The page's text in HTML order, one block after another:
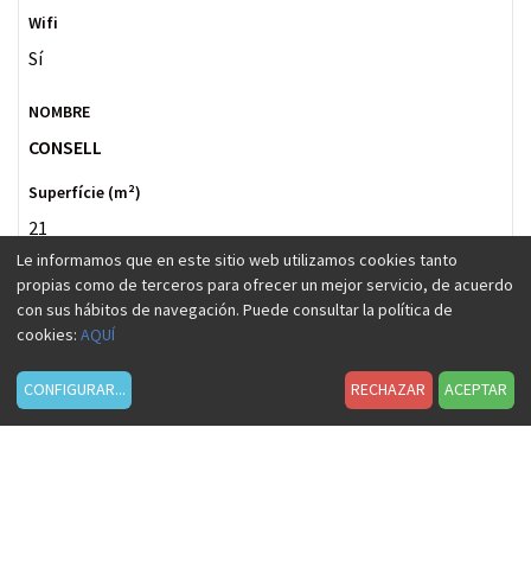
Sí
CONSELL
21
2.78
Sí
Le informamos que en este sitio web utilizamos cookies tanto
propias como de terceros para ofrecer un mejor servicio, de acuerdo
con sus hábitos de navegación. Puede consultar la política de
cookies: AQUÍ
CONFIGURAR... RECHAZAR ACEPTAR